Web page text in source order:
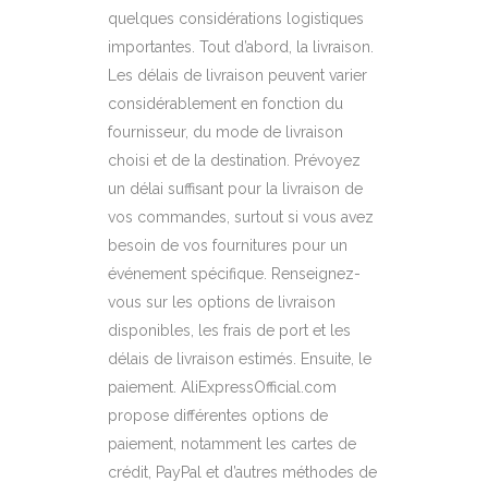
quelques considérations logistiques
importantes. Tout d’abord, la livraison.
Les délais de livraison peuvent varier
considérablement en fonction du
fournisseur, du mode de livraison
choisi et de la destination. Prévoyez
un délai suffisant pour la livraison de
vos commandes, surtout si vous avez
besoin de vos fournitures pour un
événement spécifique. Renseignez-
vous sur les options de livraison
disponibles, les frais de port et les
délais de livraison estimés. Ensuite, le
paiement. AliExpressOfficial.com
propose différentes options de
paiement, notamment les cartes de
crédit, PayPal et d’autres méthodes de